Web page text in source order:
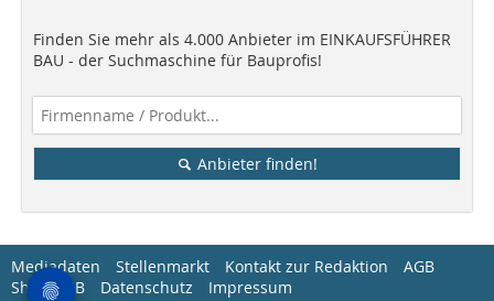
Finden Sie mehr als 4.000 Anbieter im EINKAUFSFÜHRER
BAU - der Suchmaschine für Bauprofis!
Anbieter finden!
Mediadaten Stellenmarkt Kontakt zur Redaktion
AGB
Shop-AGB
Datenschutz Impressum